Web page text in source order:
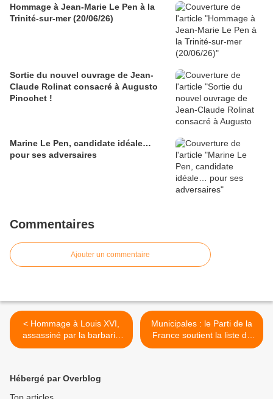
Hommage à Jean-Marie Le Pen à la
Trinité-sur-mer (20/06/26)
Sortie du nouvel ouvrage de Jean-
Claude Rolinat consacré à Augusto
Pinochet !
Marine Le Pen, candidate idéale…
pour ses adversaires
Commentaires
Ajouter un commentaire
< Hommage à Louis XVI,
assassiné par la barbarie
révolutionnaire
Municipales : le Parti de la
France soutient la liste de
François Delerte à Saint-
Hébergé par Overblog